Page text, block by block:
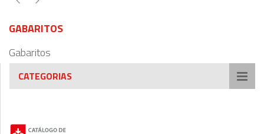
GABARITOS
Gabaritos
CATEGORIAS